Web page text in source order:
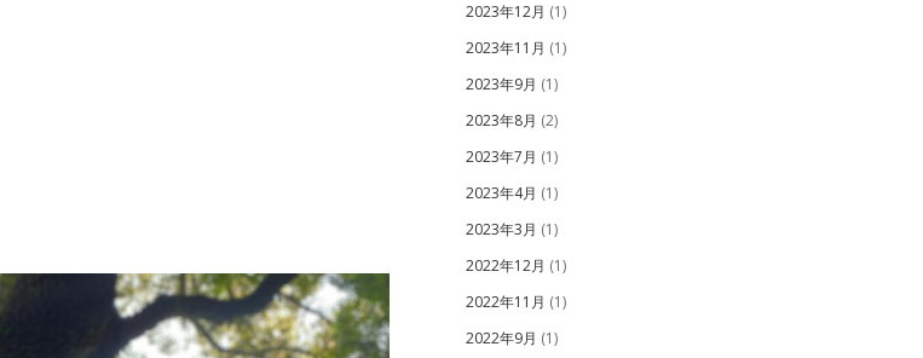
2023年12月 (1)
2023年11月 (1)
2023年9月 (1)
2023年8月 (2)
2023年7月 (1)
2023年4月 (1)
2023年3月 (1)
2022年12月 (1)
2022年11月 (1)
2022年9月 (1)